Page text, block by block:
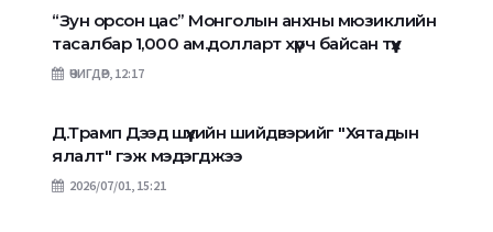
“Зун орсон цас” Монголын анхны мюзиклийн
тасалбар 1,000 ам.долларт хүрч байсан түүх
ӨЧИГДӨР, 12:17
Д.Трамп Дээд шүүхийн шийдвэрийг "Хятадын
ялалт" гэж мэдэгджээ
2026/07/01, 15:21